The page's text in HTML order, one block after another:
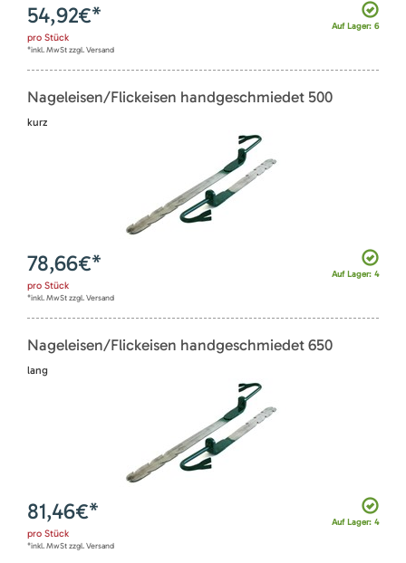
Auf Lager: 6
54,92€*
pro Stück
*inkl. MwSt zzgl. Versand
Nageleisen/Flickeisen handgeschmiedet 500
kurz
Auf Lager: 4
78,66€*
pro Stück
*inkl. MwSt zzgl. Versand
Nageleisen/Flickeisen handgeschmiedet 650
lang
Auf Lager: 4
81,46€*
pro Stück
*inkl. MwSt zzgl. Versand